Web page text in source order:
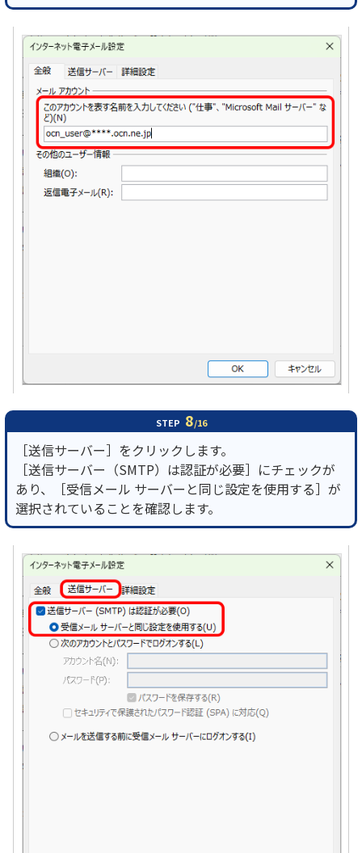
STEP 8/16
［送信サーバー］をクリックします。
［送信サーバー（SMTP）は認証が必要］にチェックが
あり、［受信メール サーバーと同じ設定を使用する］が
選択されていることを確認します。